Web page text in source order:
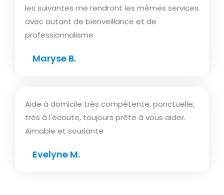
les suivantes me rendront les mêmes services
avec autant de bienveillance et de
professionnalisme.
Maryse B.
Aide à domicile très compétente, ponctuelle,
très à l'écoute, toujours prête à vous aider.
Aimable et souriante
Evelyne M.